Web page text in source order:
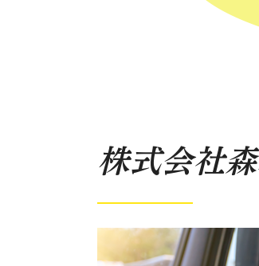
株式会社